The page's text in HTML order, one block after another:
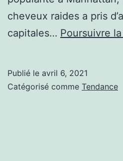
cheveux raides a pris
capitales… Poursuivre
Publié le avril 6, 2021
Catégorisé comme Tendance